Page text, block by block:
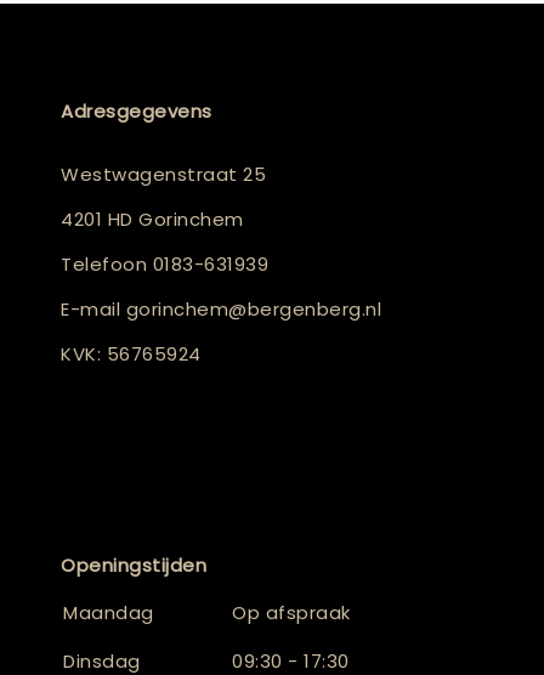
Adresgegevens
Westwagenstraat 25
4201 HD Gorinchem
Telefoon 0183-631939
E-mail gorinchem@bergenberg.nl
KVK: 56765924
Openingstijden
Maandag
Op afspraak
Dinsdag
09:30 - 17:30